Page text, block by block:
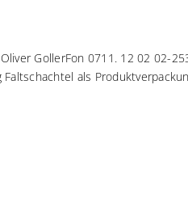
GollerFon 0711. 12 02 02-
Faltschachtel als